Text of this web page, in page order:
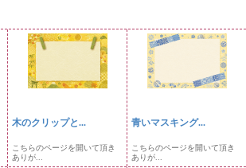
木のクリップと...
こちらのページを開いて頂き
ありが...
青いマスキング...
こちらのページを開いて頂き
ありが...